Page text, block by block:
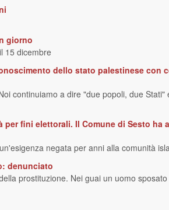
giorno
15 dicembre
dello stato palestinese con
continuiamo a dire "due popoli, due
fini elettorali. Il Comune di Sesto ha
negata per anni alla comunità
denunciato
prostituzione. Nei guai un uomo sposato